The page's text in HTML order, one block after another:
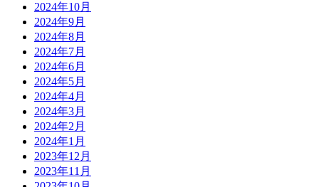
2024年10月
2024年9月
2024年8月
2024年7月
2024年6月
2024年5月
2024年4月
2024年3月
2024年2月
2024年1月
2023年12月
2023年11月